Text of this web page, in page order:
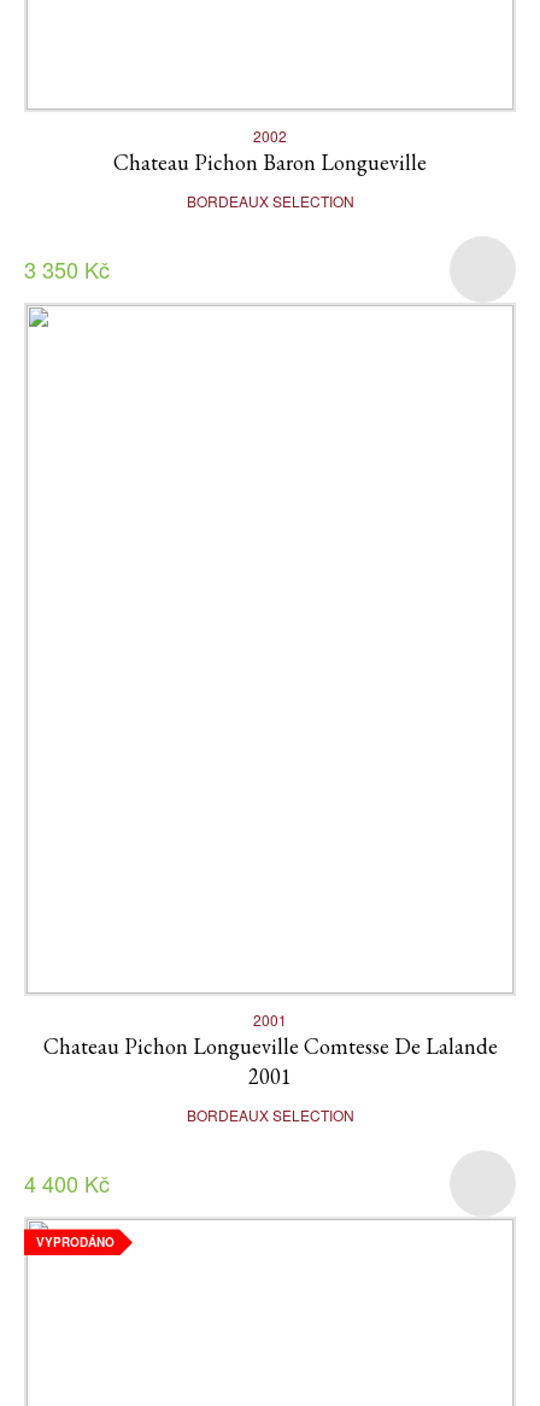
2002
Chateau Pichon Baron Longueville
BORDEAUX SELECTION
3 350 Kč
2001
Chateau Pichon Longueville Comtesse De Lalande
2001
BORDEAUX SELECTION
4 400 Kč
VYPRODÁNO